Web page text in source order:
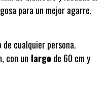
para un mejor agarre.
cualquier persona.
con un largo de 60 cm y